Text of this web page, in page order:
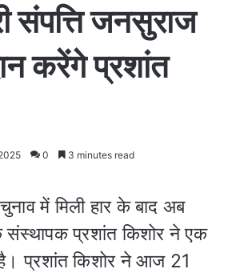
संपत्ति जनसुराज
करेंगे प्रशांत
0 3 minutes read
चुनाव में मिली हार के बाद अब
संस्थापक प्रशांत किशोर ने एक
प्रशांत किशोर ने आज 21